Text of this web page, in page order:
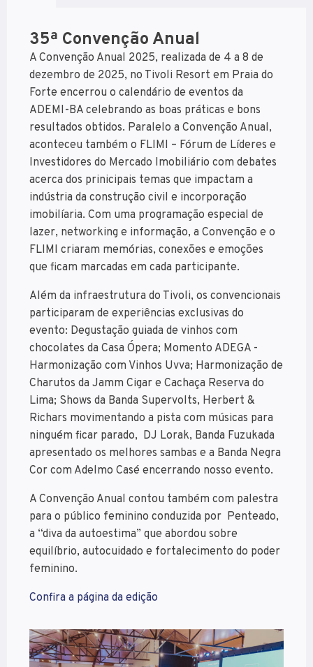
35ª Convenção Anual
A Convenção Anual 2025, realizada de 4 a 8 de
dezembro de 2025, no Tivoli Resort em Praia do
Forte encerrou o calendário de eventos da
ADEMI-BA celebrando as boas práticas e bons
resultados obtidos. Paralelo a Convenção Anual,
aconteceu também o FLIMI – Fórum de Líderes e
Investidores do Mercado Imobiliário com debates
acerca dos prinicipais temas que impactam a
indústria da construção civil e incorporação
imobilíaria. Com uma programação especial de
lazer, networking e informação, a Convenção e o
FLIMI criaram memórias, conexões e emoções
que ficam marcadas em cada participante.
Além da infraestrutura do Tivoli, os convencionais
participaram de experiências exclusivas do
evento: Degustação guiada de vinhos com
chocolates da Casa Ópera; Momento ADEGA -
Harmonização com Vinhos Uvva; Harmonização de
Charutos da Jamm Cigar e Cachaça Reserva do
Lima; Shows da Banda Supervolts, Herbert &
Richars movimentando a pista com músicas para
ninguém ficar parado, DJ Lorak, Banda Fuzukada
apresentado os melhores sambas e a Banda Negra
Cor com Adelmo Casé encerrando nosso evento.
A Convenção Anual contou também com palestra
para o público feminino conduzida por Penteado,
a “diva da autoestima” que abordou sobre
equilíbrio, autocuidado e fortalecimento do poder
feminino.
Confira a página da edição